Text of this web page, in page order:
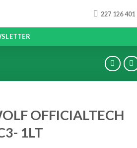
227 126 401
OFFICIALTECH
1LT